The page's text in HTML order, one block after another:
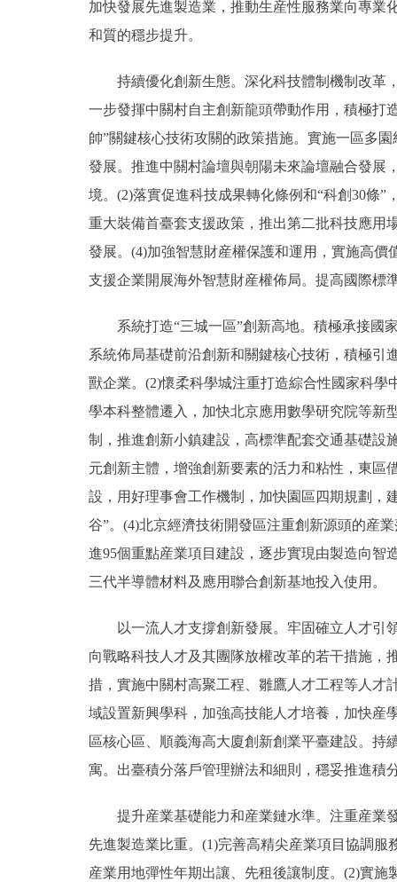
加快發展先進製造業，推動生産性服務業向專業
和質的穩步提升。
持續優化創新生態。深化科技體制機制改革，
一步發揮中關村自主創新龍頭帶動作用，積極打
帥”關鍵核心技術攻關的政策措施。實施一區多
發展。推進中關村論壇與朝陽未來論壇融合發展
境。(2)落實促進科技成果轉化條例和“科創30條
重大裝備首臺套支援政策，推出第二批科技應用
發展。(4)加強智慧財産權保護和運用，實施高
支援企業開展海外智慧財産權佈局。提高國際標
系統打造“三城一區”創新高地。積極承接國家
系統佈局基礎前沿創新和關鍵核心技術，積極引
獸企業。(2)懷柔科學城注重打造綜合性國家科
學本科整體遷入，加快北京應用數學研究院等新
制，推進創新小鎮建設，高標準配套交通基礎設
元創新主體，增強創新要素的活力和粘性，東區
設，用好理事會工作機制，加快園區四期規劃，
谷”。(4)北京經濟技術開發區注重創新源頭的産
進95個重點産業項目建設，逐步實現由製造向智
三代半導體材料及應用聯合創新基地投入使用。
以一流人才支撐創新發展。牢固確立人才引領
向戰略科技人才及其團隊放權改革的若干措施，
措，實施中關村高聚工程、雛鷹人才工程等人才
域設置新興學科，加強高技能人才培養，加快産
區核心區、順義海高大廈創新創業平臺建設。
寓。出臺積分落戶管理辦法和細則，穩妥推進積
提升産業基礎能力和産業鏈水準。注重産業發
先進製造業比重。(1)完善高精尖産業項目協調
産業用地彈性年期出讓、先租後讓制度。(2)實